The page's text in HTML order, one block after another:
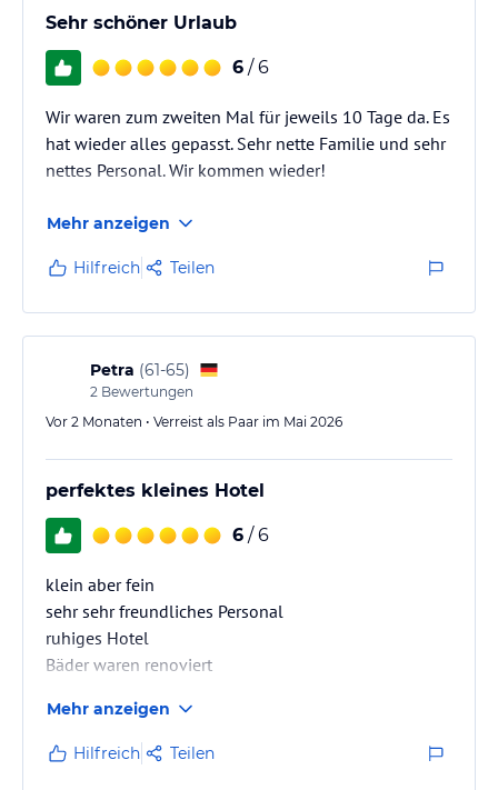
Sehr schöner Urlaub
6 / 6
Wir waren zum zweiten Mal für jeweils 10 Tage da. Es
hat wieder alles gepasst. Sehr nette Familie und sehr
nettes Personal. Wir kommen wieder!
Mehr anzeigen
Hilfreich Teilen
Petra (61-65)
2 Bewertungen
Vor 2 Monaten • Verreist als Paar im Mai 2026
perfektes kleines Hotel
6 / 6
klein aber fein
sehr sehr freundliches Personal
ruhiges Hotel
Bäder waren renoviert
Mehr anzeigen
Hilfreich Teilen